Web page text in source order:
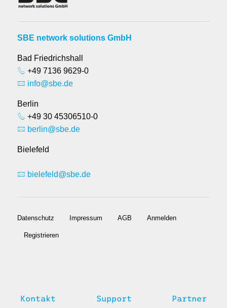
SBE network solutions GmbH
Bad Friedrichshall
+49 7136 9629-0
info@sbe.de
Berlin
+49 30 45306510-0
berlin@sbe.de
Bielefeld
bielefeld@sbe.de
Datenschutz Impressum AGB Anmelden
Registrieren
Kontakt Support Partner